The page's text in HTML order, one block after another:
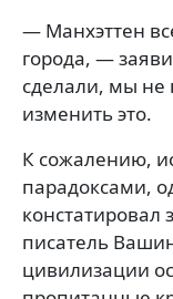
— Манхэттен
города, —
сделали, мы не
изменить это.
К сожалению,
парадоксами,
писатель
цивилизации